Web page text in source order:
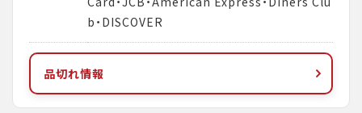
b・DISCOVER
品切れ情報